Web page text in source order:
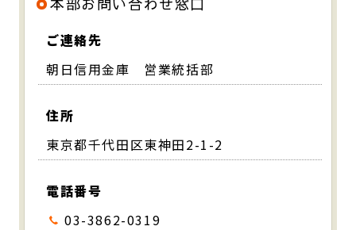
ご連絡先
朝日信用金庫 営業統括部
住所
東京都千代田区東神田2-1-2
電話番号
03-3862-0319